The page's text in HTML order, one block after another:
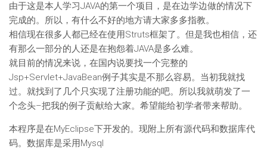
由于这是本人学习JAVA的第一个项目，是在边学边做的情况下
完成的。所以，有什么不好的地方请大家多多指教。
相信现在很多人都已经在使用Struts框架了。但是我也相信，还
有那么一部分的人还是在抱怨着JAVA是多么难。
就目前的情况来说，在国内说要找一个完整的
Jsp+Servlet+JavaBean例子其实是不那么容易。当初我就找
过。就找到了几个只实现了注册功能的吧。所以我就萌发了一
个念头–把我的例子贡献给大家。希望能给初学者带来帮助。
本程序是在MyEclipse下开发的。现附上所有源代码和数据库代
码。数据库是采用Mysql